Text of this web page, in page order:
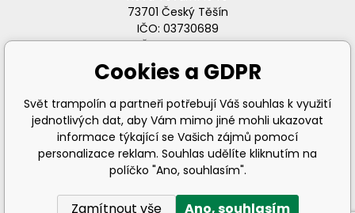
73701 Český Těšín
IČO: 03730689
DIČ: CZ03730689
info@svet-trampolin.cz
Cookies a GDPR
Svět trampolín a partneři potřebují Váš souhlas k využití
jednotlivých dat, aby Vám mimo jiné mohli ukazovat
informace týkající se Vašich zájmů pomocí
personalizace reklam. Souhlas udělíte kliknutím na
políčko "Ano, souhlasím".
Zamítnout vše Ano, souhlasím